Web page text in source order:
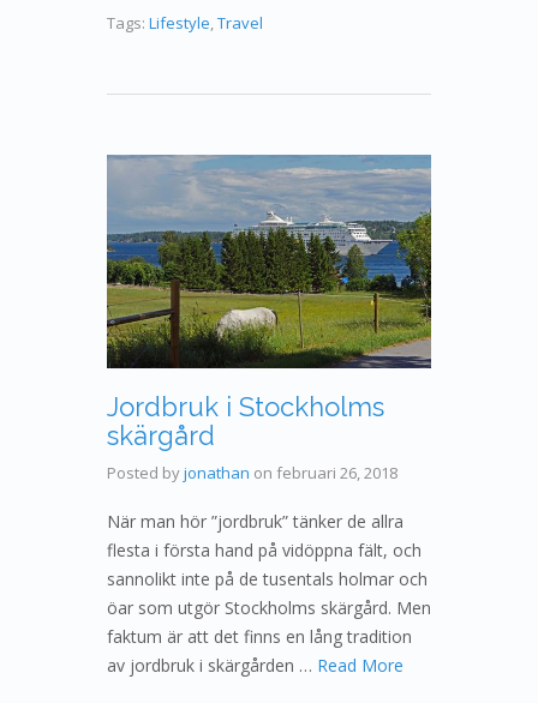
Tags: Lifestyle,Travel
Jordbruk i Stockholms
skärgård
Posted byjonathan on februari 26, 2018
När man hör ”jordbruk” tänker de allra
flesta i första hand på vidöppna fält, och
sannolikt inte på de tusentals holmar och
öar som utgör Stockholms skärgård. Men
faktum är att det finns en lång tradition
av jordbruk i skärgården … Read More